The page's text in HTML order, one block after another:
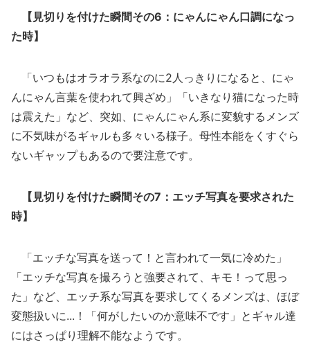
【見切りを付けた瞬間その6：にゃんにゃん口調になっ
た時】
「いつもはオラオラ系なのに2人っきりになると、にゃ
んにゃん言葉を使われて興ざめ」「いきなり猫になった時
は震えた」など、突如、にゃんにゃん系に変貌するメンズ
に不気味がるギャルも多々いる様子。母性本能をくすぐら
ないギャップもあるので要注意です。
【見切りを付けた瞬間その7：エッチ写真を要求された
時】
「エッチな写真を送って！と言われて一気に冷めた」
「エッチな写真を撮ろうと強要されて、キモ！って思っ
た」など、エッチ系な写真を要求してくるメンズは、ほぼ
変態扱いに...！「何がしたいのか意味不です」とギャル達
にはさっぱり理解不能なようです。